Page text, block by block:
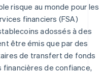
risque au monde pour les
financiers (FSA)
adossés à des
être émis que par des
de transfert de fonds
de confiance,